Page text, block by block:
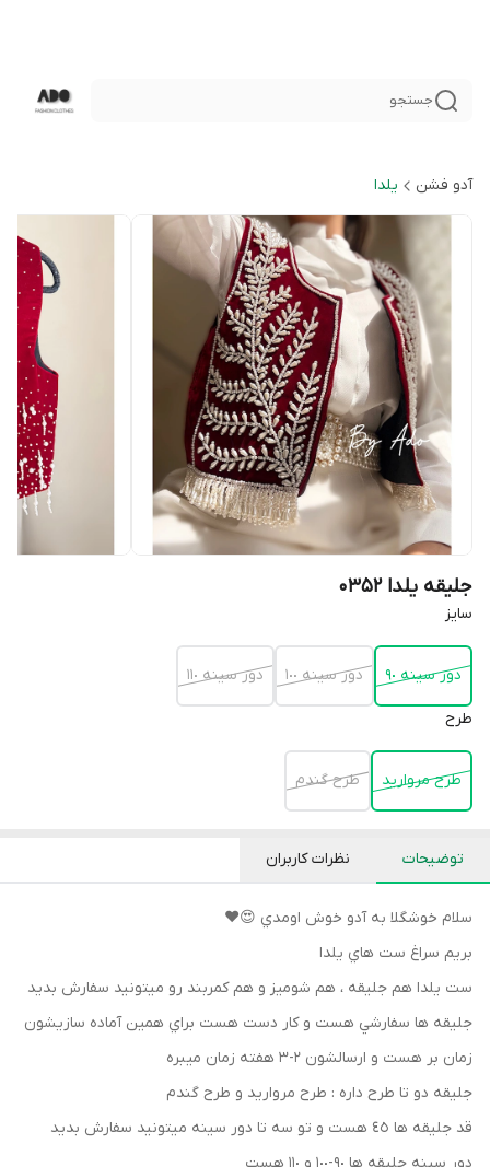
جستجو
آدو فشن يلدا
جلیقه یلدا 0352
سايز
دور سينه ٩٠ دور سينه ١٠٠ دور سينه ١١٠
طرح
طرح مرواريد طرح گندم
توضیحات نظرات کاربران
سلام خوشگلا به آدو خوش اومدي 😍♥️
بريم سراغ ست هاي يلدا
ست يلدا هم جليقه ، هم شوميز و هم كمربند رو ميتونيد سفارش بديد
جليقه ها سفارشي هست و كار دست هست براي همين آماده سازيشون
زمان بر هست و ارسالشون ٢-٣ هفته زمان ميبره
جليقه دو تا طرح داره : طرح مرواريد و طرح گندم
قد جليقه ها ٤٥ هست و تو سه تا دور سينه ميتونيد سفارش بديد